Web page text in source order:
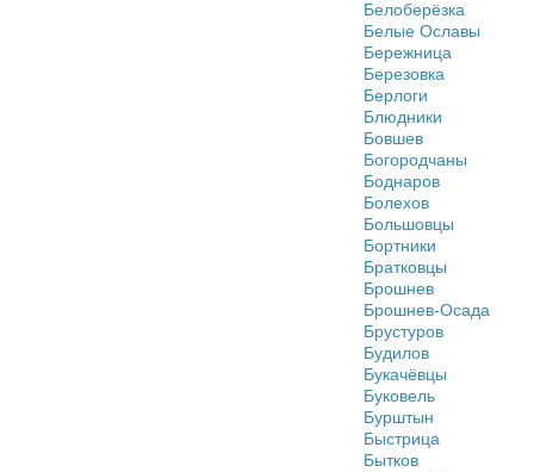
Белоберёзка
Белые Ославы
Бережница
Березовка
Берлоги
Блюдники
Бовшев
Богородчаны
Боднаров
Болехов
Большовцы
Бортники
Братковцы
Брошнев
Брошнев-Осада
Брустуров
Будилов
Букачёвцы
Буковель
Бурштын
Быстрица
Бытков